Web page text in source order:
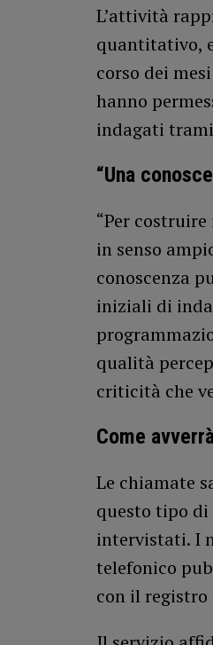
L’attività
quantitativo,
corso dei
hanno
indagati
“Una
“Per
in senso
conoscenza
iniziali di
qualità
criticità che
Come
Le chiamate
questo tipo di
intervistati. I
telefonico
con il registro